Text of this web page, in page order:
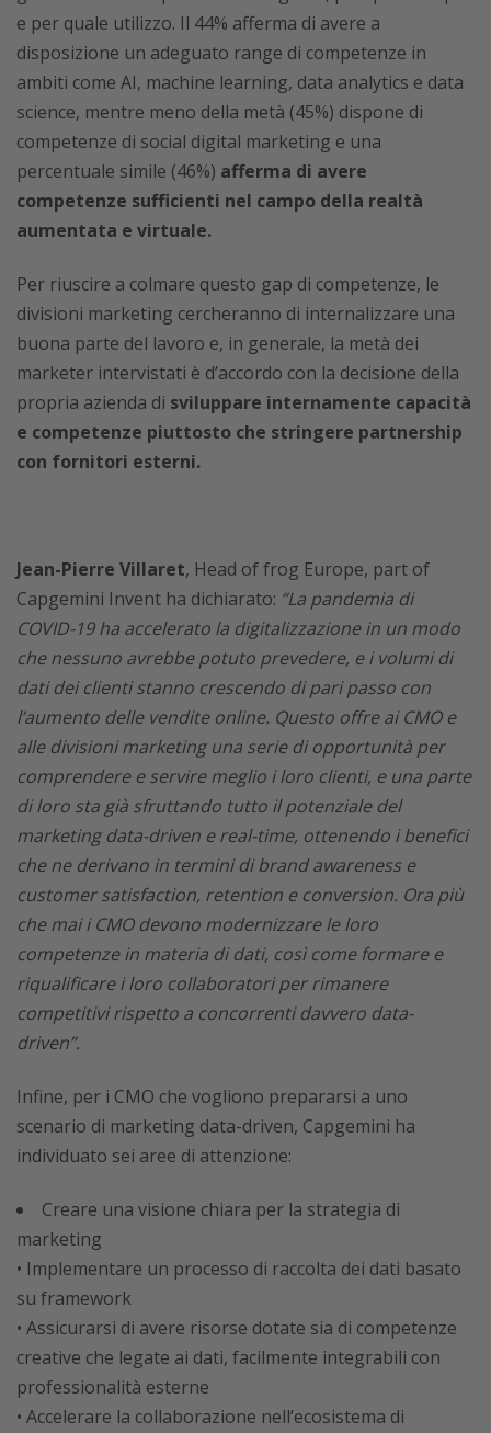
e per quale utilizzo. Il 44% afferma di avere a
disposizione un adeguato range di competenze in
ambiti come AI, machine learning, data analytics e data
science, mentre meno della metà (45%) dispone di
competenze di social digital marketing e una
percentuale simile (46%) afferma di avere
competenze sufficienti nel campo della realtà
aumentata e virtuale.
Per riuscire a colmare questo gap di competenze, le
divisioni marketing cercheranno di internalizzare una
buona parte del lavoro e, in generale, la metà dei
marketer intervistati è d’accordo con la decisione della
propria azienda di sviluppare internamente capacità
e competenze piuttosto che stringere partnership
con fornitori esterni.
Jean-Pierre Villaret, Head of frog Europe, part of
Capgemini Invent ha dichiarato: “La pandemia di
COVID-19 ha accelerato la digitalizzazione in un modo
che nessuno avrebbe potuto prevedere, e i volumi di
dati dei clienti stanno crescendo di pari passo con
l’aumento delle vendite online. Questo offre ai CMO e
alle divisioni marketing una serie di opportunità per
comprendere e servire meglio i loro clienti, e una parte
di loro sta già sfruttando tutto il potenziale del
marketing data-driven e real-time, ottenendo i benefici
che ne derivano in termini di brand awareness e
customer satisfaction, retention e conversion. Ora più
che mai i CMO devono modernizzare le loro
competenze in materia di dati, così come formare e
riqualificare i loro collaboratori per rimanere
competitivi rispetto a concorrenti davvero data-
driven”.
Infine, per i CMO che vogliono prepararsi a uno
scenario di marketing data-driven, Capgemini ha
individuato sei aree di attenzione:
Creare una visione chiara per la strategia di
marketing
• Implementare un processo di raccolta dei dati basato
su framework
• Assicurarsi di avere risorse dotate sia di competenze
creative che legate ai dati, facilmente integrabili con
professionalità esterne
• Accelerare la collaborazione nell’ecosistema di